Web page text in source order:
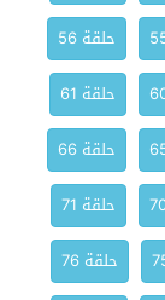
حلقة 56
حلقة 61
حلقة 66
حلقة 71
حلقة 76